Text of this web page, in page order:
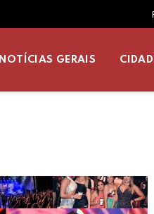
NOTÍCIAS GERAIS